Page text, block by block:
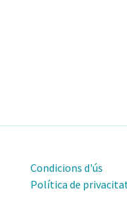
Condicions d'ús
Política de